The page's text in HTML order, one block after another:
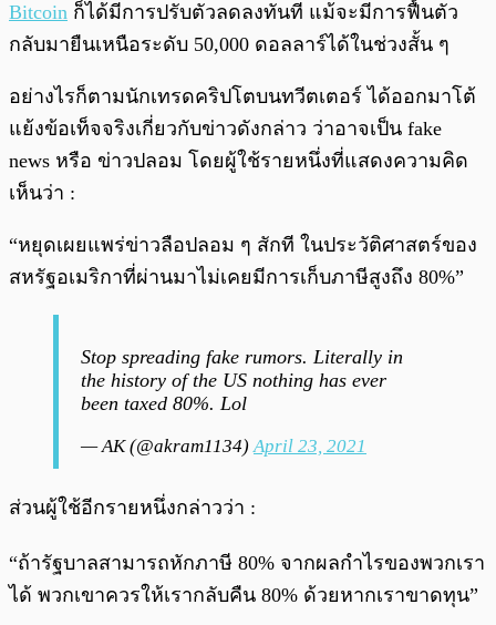
Bitcoin ก็ได้มีการปรับตัวลดลงทันที แม้จะมีการฟื้นตัว
กลับมายืนเหนือระดับ 50,000 ดอลลาร์ได้ในช่วงสั้น ๆ
อย่างไรก็ตามนักเทรดคริปโตบนทวีตเตอร์ ได้ออกมาโต้
แย้งข้อเท็จจริงเกี่ยวกับข่าวดังกล่าว ว่าอาจเป็น fake
news หรือ ข่าวปลอม โดยผู้ใช้รายหนึ่งที่แสดงความคิด
เห็นว่า :
“หยุดเผยแพร่ข่าวลือปลอม ๆ สักที ในประวัติศาสตร์ของ
สหรัฐอเมริกาที่ผ่านมาไม่เคยมีการเก็บภาษีสูงถึง 80%”
Stop spreading fake rumors. Literally in
the history of the US nothing has ever
been taxed 80%. Lol
— AK (@akram1134)April 23, 2021
ส่วนผู้ใช้อีกรายหนึ่งกล่าวว่า :
“ถ้ารัฐบาลสามารถหักภาษี 80% จากผลกำไรของพวกเรา
ได้ พวกเขาควรให้เรากลับคืน 80% ด้วยหากเราขาดทุน”